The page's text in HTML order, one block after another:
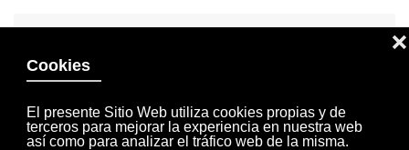
INVITACIONES
MI CUENTA